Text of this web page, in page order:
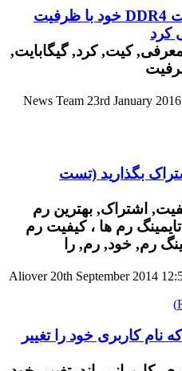
Corsair سریع ترین کیت DDR4 خود با ظرفیت
بگذارید (تست
نام کاربری خود را تغییر